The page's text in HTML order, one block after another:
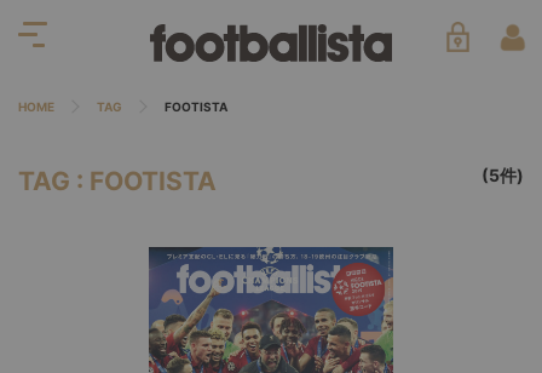
HOME TAG FOOTISTA
TAG : FOOTISTA (5件)